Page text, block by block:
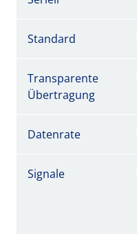
Standard
Transparente
Übertragung
Datenrate
Signale